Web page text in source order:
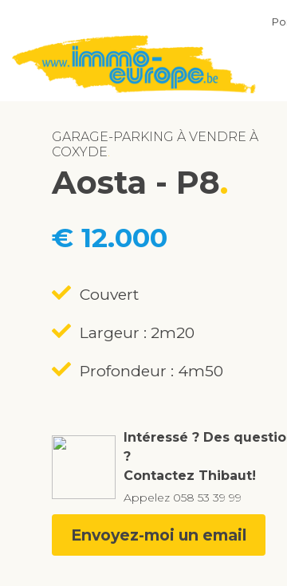
GARAGE-PARKING À VENDRE À
COXYDE
Aosta - P8
€ 12.000
Couvert
Largeur : 2m20
Profondeur : 4m50
Intéressé ? Des
?
Contactez Thibaut!
Appelez 058 53 39 99
Envoyez-moi un email